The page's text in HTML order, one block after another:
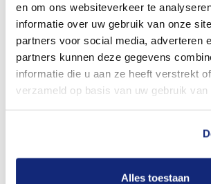
en om ons websiteverkeer te
informatie over uw gebruik van onze
partners voor social media, adverteren
partners kunnen deze gegevens
informatie die u aan ze heeft verstrekt
verzameld op basis van uw gebruik
Alles toestaan